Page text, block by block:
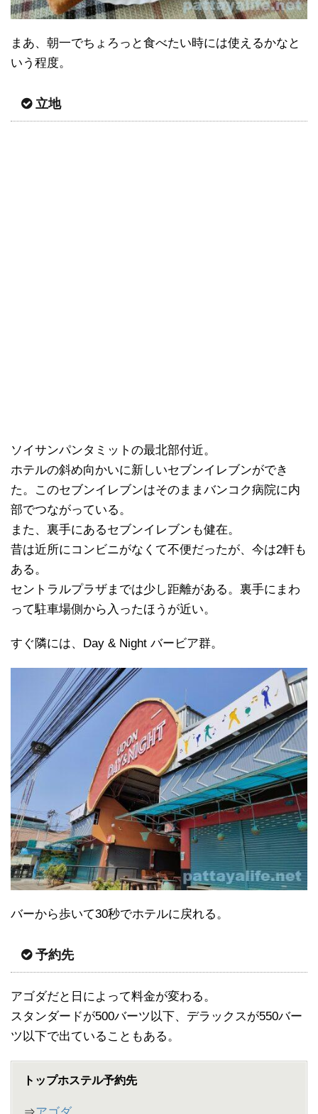
まあ、朝一でちょろっと食べたい時には使えるかなと
いう程度。
立地
ソイサンパンタミットの最北部付近。
ホテルの斜め向かいに新しいセブンイレブンができ
た。このセブンイレブンはそのままバンコク病院に内
部でつながっている。
また、裏手にあるセブンイレブンも健在。
昔は近所にコンビニがなくて不便だったが、今は2軒も
ある。
セントラルプラザまでは少し距離がある。裏手にまわ
って駐車場側から入ったほうが近い。
すぐ隣には、Day & Night バービア群。
バーから歩いて30秒でホテルに戻れる。
予約先
アゴダだと日によって料金が変わる。
スタンダードが500バーツ以下、デラックスが550バー
ツ以下で出ていることもある。
トップホステル予約先